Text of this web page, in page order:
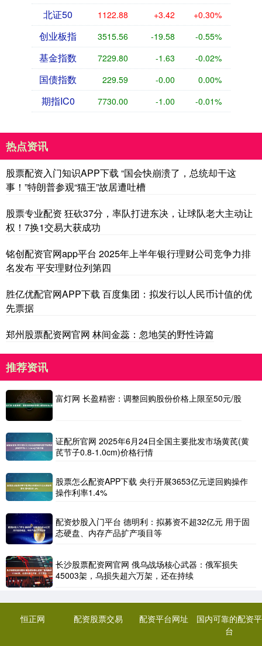
北证50 1122.88 +3.42 +0.30%
创业板指 3515.56 -19.58 -0.55%
基金指数 7229.80 -1.63 -0.02%
国债指数 229.59 -0.00 0.00%
期指IC0 7730.00 -1.00 -0.01%
热点资讯
股票配资入门知识APP下载 “国会快崩溃了，总统却干这
事！”特朗普参观“猫王”故居遭吐槽
股票专业配资 狂砍37分，率队打进东决，让球队老大主动让
权！7换1交易大获成功
铭创配资官网app平台 2025年上半年银行理财公司竞争力排
名发布 平安理财位列第四
胜亿优配官网APP下载 百度集团：拟发行以人民币计值的优
先票据
郑州股票配资网官网 林间金蕊：忽地笑的野性诗篇
推荐资讯
富灯网 长盈精密：调整回购股份价格上限至50元/股
证配所官网 2025年6月24日全国主要批发市场黄芪(黄
芪节子0.8-1.0cm)价格行情
股票怎么配资APP下载 央行开展3653亿元逆回购操作
操作利率1.4%
配资炒股入门平台 德明利：拟募资不超32亿元 用于固
态硬盘、内存产品扩产项目等
长沙股票配资网官网 俄乌战场核心武器：俄军损失
45003架，乌损失超六万架，还在持续
恒正网 配资股票交易 配资平台网址
国内可靠的配资平
台